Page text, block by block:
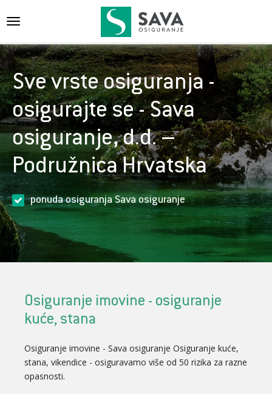
{{navigation}}
Sve vrste osiguranja -
osigurajte se - Sava
osiguranje, d.d. –
Podružnica Hrvatska
ponuda osiguranja Sava osiguranje
Osiguranje imovine - osiguranje
kuće, stana
Osiguranje imovine - Sava osiguranje Osiguranje kuće,
stana, vikendice - osiguravamo više od 50 rizika za razne
opasnosti.